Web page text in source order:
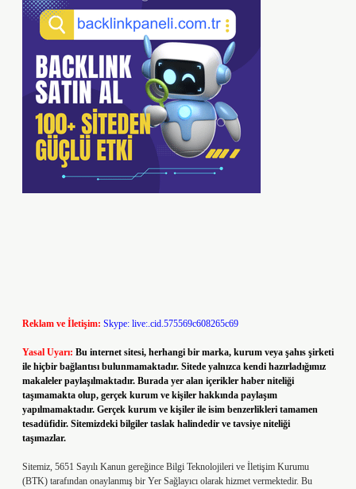
Reklam ve İletişim: Skype: live:.cid.575569c608265c69
Yasal Uyarı: Bu internet sitesi, herhangi bir marka, kurum veya şahıs şirketi
ile hiçbir bağlantısı bulunmamaktadır. Sitede yalnızca kendi hazırladığımız
makaleler paylaşılmaktadır. Burada yer alan içerikler haber niteliği
taşımamakta olup, gerçek kurum ve kişiler hakkında paylaşım
yapılmamaktadır. Gerçek kurum ve kişiler ile isim benzerlikleri tamamen
tesadüfidir. Sitemizdeki bilgiler taslak halindedir ve tavsiye niteliği
taşımazlar.
Sitemiz, 5651 Sayılı Kanun gereğince Bilgi Teknolojileri ve İletişim Kurumu
(BTK) tarafından onaylanmış bir Yer Sağlayıcı olarak hizmet vermektedir. Bu